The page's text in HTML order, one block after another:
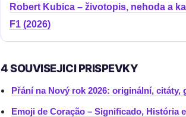
Robert Kubica – životopis, nehoda a
F1 (2026)
4 SOUVISEJICI PRISPEVKY
Přání na Nový rok 2026: originální, citáty,
Emoji de Coração – Significado, História